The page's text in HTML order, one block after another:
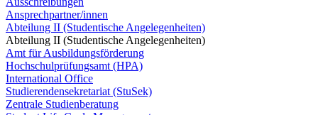
Ansprechpartner/innen
Abteilung II (Studentische Angelegenheiten)
Abteilung II (Studentische Angelegenheiten)
Amt für Ausbildungsförderung
Hochschulprüfungsamt (HPA)
International Office
Studierendensekretariat (StuSek)
Zentrale Studienberatung